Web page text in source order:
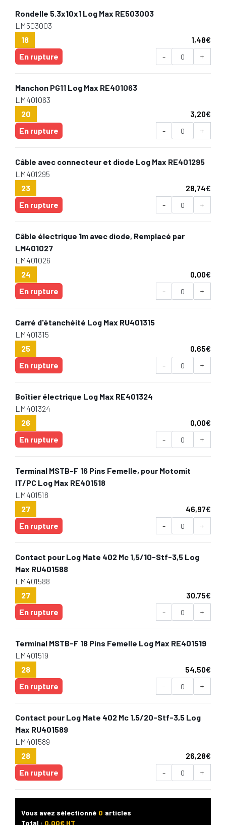
Rondelle 5.3x10x1 Log Max RE503003
LM503003
18
1,48€
En rupture
- +
Manchon PG11 Log Max RE401063
LM401063
20
3,20€
En rupture
- +
Câble avec connecteur et diode Log Max RE401295
LM401295
23
28,74€
En rupture
- +
Câble électrique 1m avec diode, Remplacé par
LM401027
LM401026
24
0,00€
En rupture
- +
Carré d'étanchéité Log Max RU401315
LM401315
25
0,65€
En rupture
- +
Boîtier électrique Log Max RE401324
LM401324
26
0,00€
En rupture
- +
Terminal MSTB-F 16 Pins Femelle, pour Motomit
IT/PC Log Max RE401518
LM401518
27
46,97€
En rupture
- +
Contact pour Log Mate 402 Mc 1,5/10-Stf-3,5 Log
Max RU401588
LM401588
27
30,75€
En rupture
- +
Terminal MSTB-F 18 Pins Femelle Log Max RE401519
LM401519
28
54,50€
En rupture
- +
Contact pour Log Mate 402 Mc 1,5/20-Stf-3,5 Log
Max RU401589
LM401589
28
26,28€
En rupture
- +
Vous avez sélectionné 0 articles
Total : 0,00€ HT